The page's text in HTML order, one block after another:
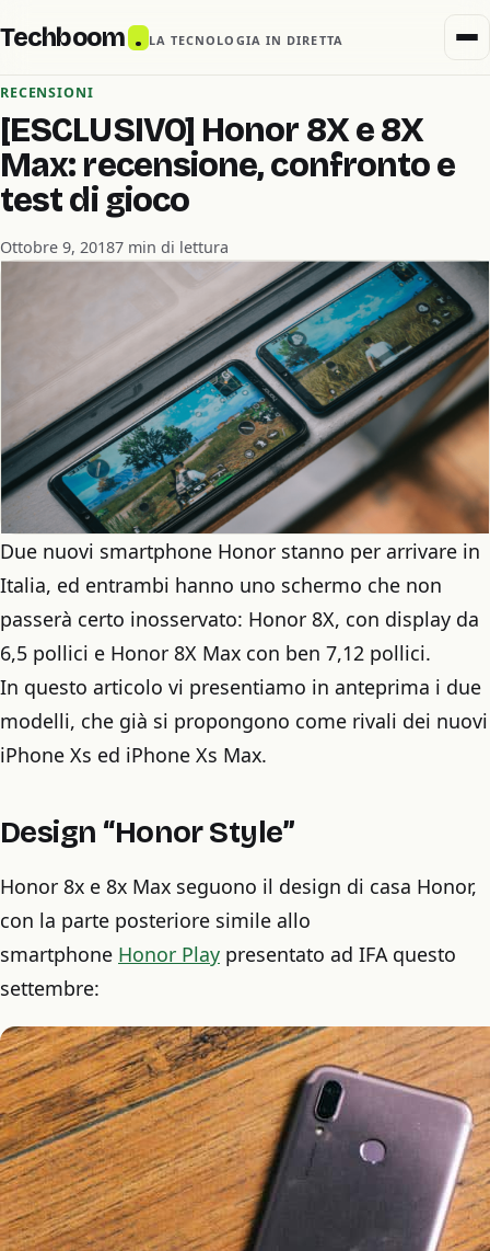
Techboom . LA TECNOLOGIA IN DIRETTA
RECENSIONI
[ESCLUSIVO] Honor 8X e 8X
Max: recensione, confronto e
test di gioco
Ottobre 9, 20187 min di lettura
Due nuovi smartphone Honor stanno per arrivare in
Italia, ed entrambi hanno uno schermo che non
passerà certo inosservato: Honor 8X, con display da
6,5 pollici e Honor 8X Max con ben 7,12 pollici.
In questo articolo vi presentiamo in anteprima i due
modelli, che già si propongono come rivali dei nuovi
iPhone Xs ed iPhone Xs Max.
Design “Honor Style”
Honor 8x e 8x Max seguono il design di casa Honor,
con la parte posteriore simile allo
smartphone Honor Play presentato ad IFA questo
settembre: